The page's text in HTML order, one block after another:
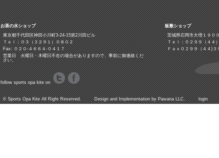
お茶の水ショップ
東京都千代田区神田小川町3‐24‐15第2川田ビル
Ｔｅｌ：０３（３２９１）０８０２
Fax: ０２０-４６６４-０４１７
営業日 火曜日・木曜日不在の場合がありますので、事前に御連絡くだ
さい。
follow sports opa kite on
板敷ショップ
茨城県石岡市大増１９０
Ｔｅｌ：０２９９（４４
Ｆａｘ０２９９（４４)３
©Sports Opa KiteAll Right Reserved. Design and Implementation byPawana LLC. login